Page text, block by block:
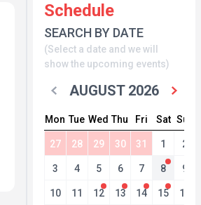
Schedule
SEARCH BY DATE
(Select a date and we will
show the upcoming events)
AUGUST 2026
Mon Tue Wed Thu Fri Sat Sun
27 28 29 30 31 1 2
3 4 5 6 7 8 9
10 11 12 13 14 15 16